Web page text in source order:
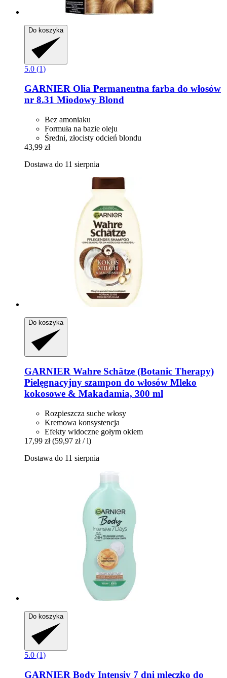
Do koszyka
5.0 (1)
GARNIER Olia Permanentna farba do włosów
nr 8.31 Miodowy Blond
Bez amoniaku
Formuła na bazie oleju
Średni, złocisty odcień blondu
43,99 zł
Dostawa do 11 sierpnia
Do koszyka
GARNIER Wahre Schätze (Botanic Therapy)
Pielęgnacyjny szampon do włosów Mleko
kokosowe & Makadamia, 300 ml
Rozpieszcza suche włosy
Kremowa konsystencja
Efekty widoczne gołym okiem
17,99 zł (59,97 zł / l)
Dostawa do 11 sierpnia
Do koszyka
5.0 (1)
GARNIER Body Intensiv 7 dni mleczko do